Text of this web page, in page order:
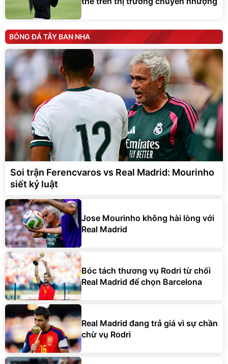
BÓNG ĐÁ TÂY BAN NHA
Soi trận Ferencvaros vs Real Madrid: Mourinho
siết kỷ luật
Jose Mourinho không hài lòng với
Real Madrid
Bóc tách thương vụ Rodri từ chối
Real Madrid để chọn Barcelona
Real Madrid đang trả giá vì sự chần
chừ vụ Rodri